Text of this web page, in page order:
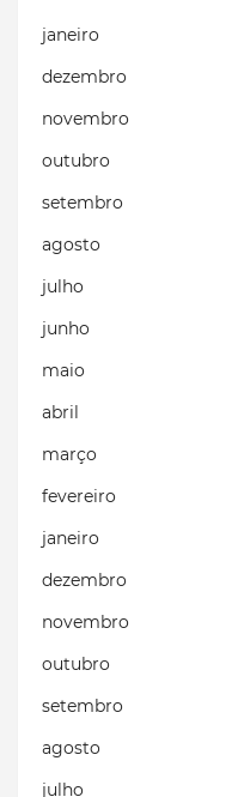
janeiro
dezembro
novembro
outubro
setembro
agosto
julho
junho
maio
abril
março
fevereiro
janeiro
dezembro
novembro
outubro
setembro
agosto
julho